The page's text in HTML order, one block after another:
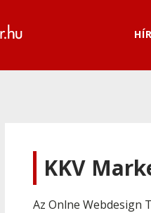
KKV
Az Onlne Webdesign